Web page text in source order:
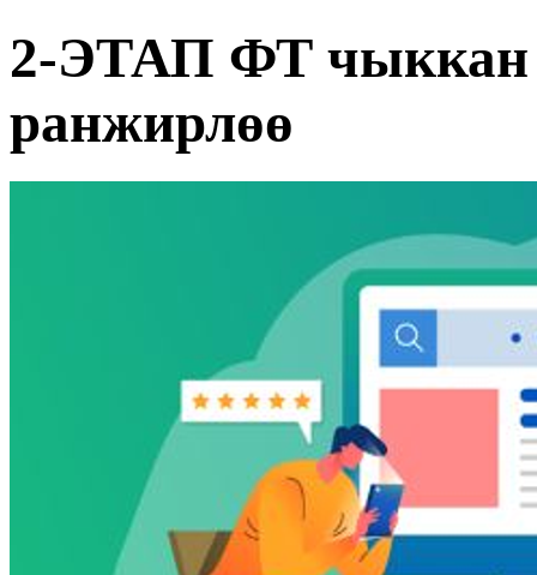
2-ЭТАП ФТ чыккан
ранжирлөө